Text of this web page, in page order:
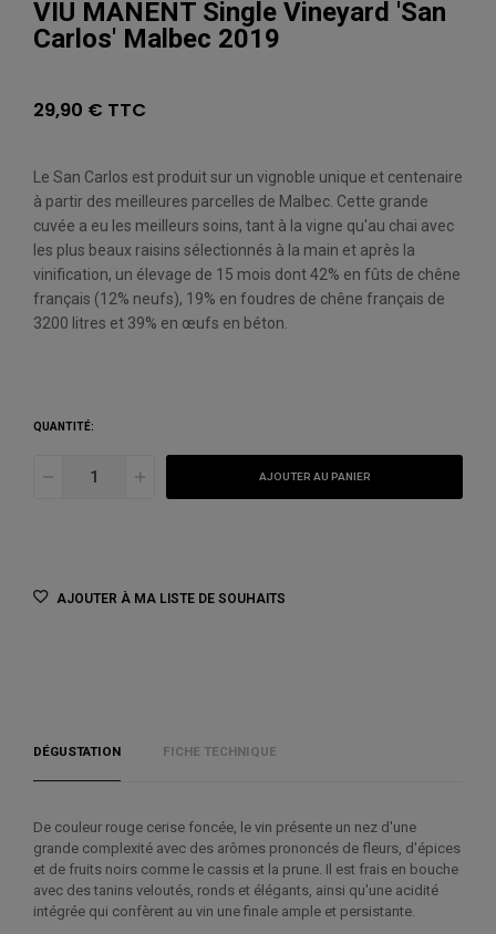
VIU MANENT Single Vineyard 'San
Carlos' Malbec 2019
29,90 € TTC
Le San Carlos est produit sur un vignoble unique et centenaire
à partir des meilleures parcelles de Malbec. Cette grande
cuvée a eu les meilleurs soins, tant à la vigne qu'au chai avec
les plus beaux raisins sélectionnés à la main et après la
vinification, un élevage de 15 mois dont 42% en fûts de chêne
français (12% neufs), 19% en foudres de chêne français de
3200 litres et 39% en œufs en béton.
QUANTITÉ:
AJOUTER AU PANIER
AJOUTER À MA LISTE DE SOUHAITS
DÉGUSTATION FICHE TECHNIQUE
De couleur rouge cerise foncée, le vin présente un nez d'une
grande complexité avec des arômes prononcés de fleurs, d'épices
et de fruits noirs comme le cassis et la prune. Il est frais en bouche
avec des tanins veloutés, ronds et élégants, ainsi qu'une acidité
intégrée qui confèrent au vin une finale ample et persistante.